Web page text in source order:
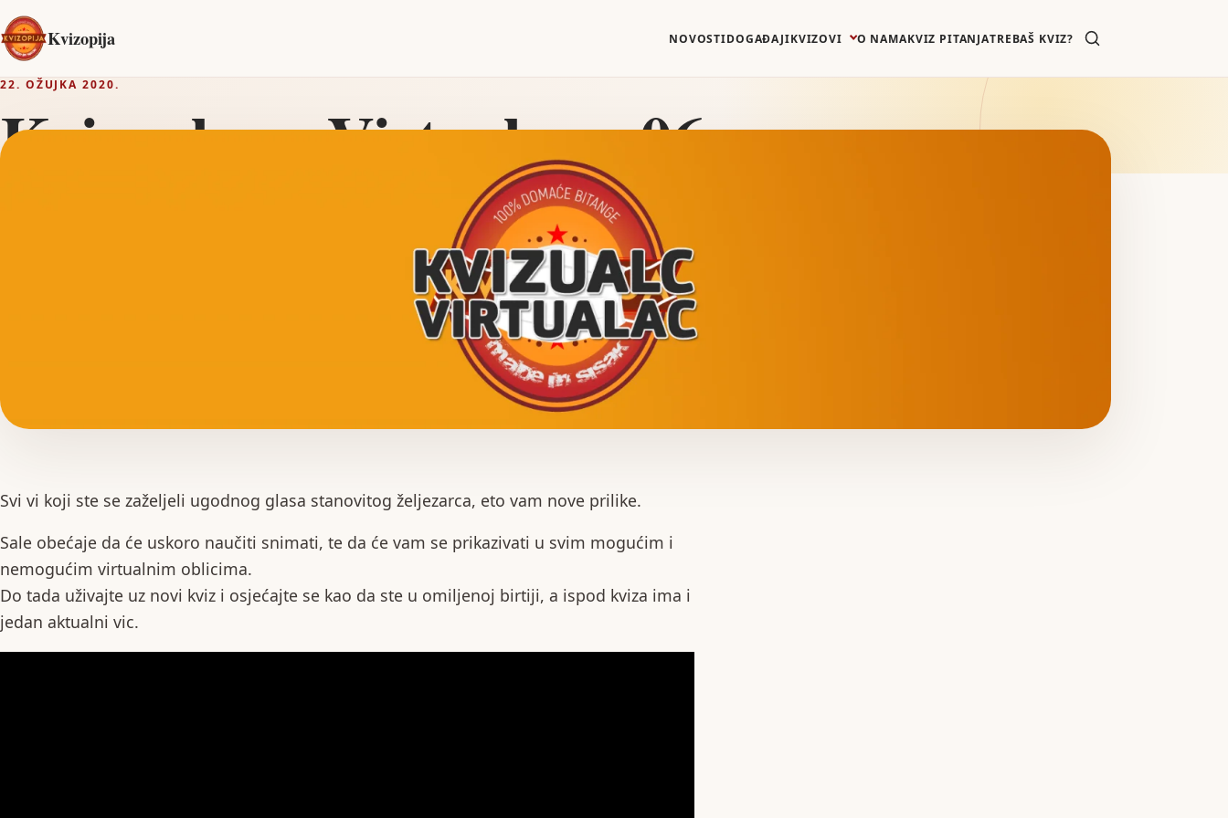
Kvizopija NOVOSTIDOGAĐAJIKVIZOVI O NAMAKVIZ PITANJATREBAŠ KVIZ?
22. OŽUJKA 2020.
Kvizualac – Virtualac – 06
Svi vi koji ste se zaželjeli ugodnog glasa stanovitog željezarca, eto vam nove prilike.
Sale obećaje da će uskoro naučiti snimati, te da će vam se prikazivati u svim mogućim i
nemogućim virtualnim oblicima.
Do tada uživajte uz novi kviz i osjećajte se kao da ste u omiljenoj birtiji, a ispod kviza ima i
jedan aktualni vic.